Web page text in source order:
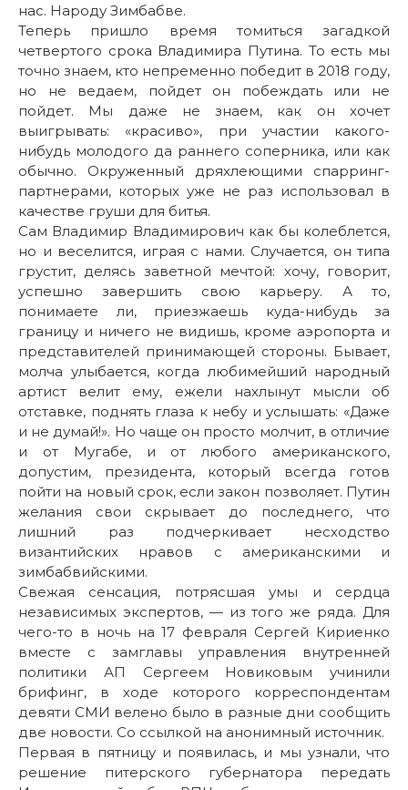
нас. Народу Зимбабве.
Теперь пришло время томиться загадкой
четвертого срока Владимира Путина. То есть мы
точно знаем, кто непременно победит в 2018 году,
но не ведаем, пойдет он побеждать или не
пойдет. Мы даже не знаем, как он хочет
выигрывать: «красиво», при участии какого-
нибудь молодого да раннего соперника, или как
обычно. Окруженный дряхлеющими спарринг-
партнерами, которых уже не раз использовал в
качестве груши для битья.
Сам Владимир Владимирович как бы колеблется,
но и веселится, играя с нами. Случается, он типа
грустит, делясь заветной мечтой: хочу, говорит,
успешно завершить свою карьеру. А то,
понимаете ли, приезжаешь куда-нибудь за
границу и ничего не видишь, кроме аэропорта и
представителей принимающей стороны. Бывает,
молча улыбается, когда любимейший народный
артист велит ему, ежели нахлынут мысли об
отставке, поднять глаза к небу и услышать: «Даже
и не думай!». Но чаще он просто молчит, в отличие
и от Мугабе, и от любого американского,
допустим, президента, который всегда готов
пойти на новый срок, если закон позволяет. Путин
желания свои скрывает до последнего, что
лишний раз подчеркивает несходство
византийских нравов с американскими и
зимбабвийскими.
Свежая сенсация, потрясшая умы и сердца
независимых экспертов, — из того же ряда. Для
чего-то в ночь на 17 февраля Сергей Кириенко
вместе с замглавы управления внутренней
политики АП Сергеем Новиковым учинили
брифинг, в ходе которого корреспондентам
девяти СМИ велено было в разные дни сообщить
две новости. Со ссылкой на анонимный источник.
Первая в пятницу и появилась, и мы узнали, что
решение питерского губернатора передать